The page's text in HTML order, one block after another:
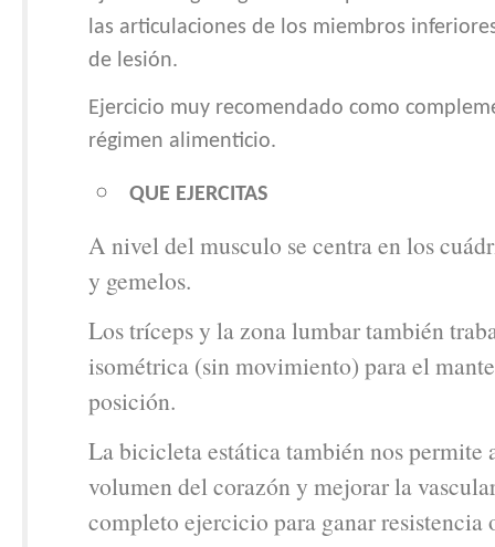
las articulaciones de los miembros
de lesión.
Ejercicio muy recomendado como
régimen alimenticio.
QUE EJERCITAS
A nivel del musculo se centra en los
y gemelos.
Los tríceps y la zona lumbar también
isométrica (sin movimiento) para el
posición.
La bicicleta estática también nos permite
volumen del corazón y mejorar la
completo ejercicio para ganar resistencia